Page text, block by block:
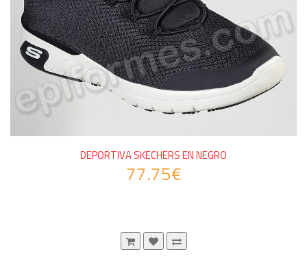
DEPORTIVA SKECHERS EN NEGRO
77.75€